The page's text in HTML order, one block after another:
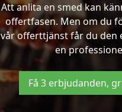
Att anlita en smed kan
offertfasen. Men om du
vår offerttjänst får du den
en
Få 3 erbjudanden,